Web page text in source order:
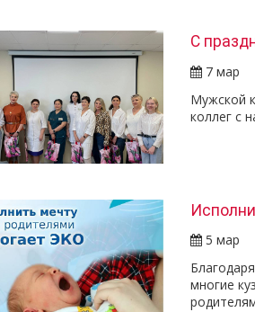
С
7 мар
Мужской
коллег с
5 мар
многие